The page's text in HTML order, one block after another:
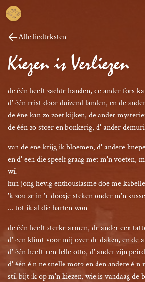
Alle liedteksten
Kiezen is Verliezen
de één heeft zachte handen, de ander fors
d' één reist door duizend landen, en de
de éne kan zo zoet kijken, de ander
de één zo stoer en bonkerig, d' ander
van de ene krijg ik bloemen, d' andere
en d' een die speelt graag met m'n voeten,
wil
hun jong hevig enthousiasme doe me
'k zou ze in 'n doosje steken onder m'n
... tot ik al die harten won
de één heeft sterke armen, de ander een
d' een klimt voor mij over de daken, en de
d' één heeft nen felle otto, d' ander zijn
d' één é n ne snelle moto en den andere é n
stil bijt ik op m'n kiezen, wie is vandaag de